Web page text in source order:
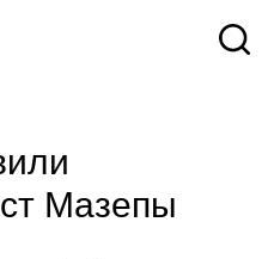
Мазепы